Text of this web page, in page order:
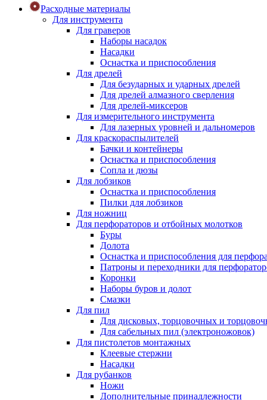
Расходные материалы
Для инструмента
Для граверов
Наборы насадок
Насадки
Оснастка и приспособления
Для дрелей
Для безударных и ударных дрелей
Для дрелей алмазного сверления
Для дрелей-миксеров
Для измерительного инструмента
Для лазерных уровней и дальномеров
Для краскораспылителей
Бачки и контейнеры
Оснастка и приспособления
Сопла и дюзы
Для лобзиков
Оснастка и приспособления
Пилки для лобзиков
Для ножниц
Для перфораторов и отбойных молотков
Буры
Долота
Оснастка и приспособления для
Патроны и переходники для
Коронки
Наборы буров и долот
Смазки
Для пил
Для дисковых, торцовочных и
Для сабельных пил (электроножовок)
Для пистолетов монтажных
Клеевые стержни
Насадки
Для рубанков
Ножи
Дополнительные принадлежности